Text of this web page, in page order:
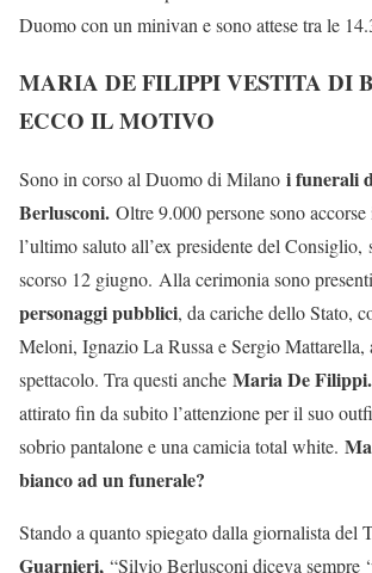
Duomo con un minivan e sono attese tra le
MARIA DE FILIPPI VESTITA DI
ECCO IL MOTIVO
Sono in corso al Duomo di Milano i funerali
Berlusconi. Oltre 9.000 persone sono
l’ultimo saluto all’ex presidente del Consiglio,
scorso 12 giugno. Alla cerimonia sono presenti
personaggi pubblici, da cariche dello Stato,
Meloni, Ignazio La Russa e Sergio Mattarella,
spettacolo. Tra questi anche Maria De Filippi.
attirato fin da subito l’attenzione per il suo
sobrio pantalone e una camicia total white.
bianco ad un funerale?
Stando a quanto spiegato dalla giornalista del
Guarnieri, “Silvio Berlusconi diceva sempre